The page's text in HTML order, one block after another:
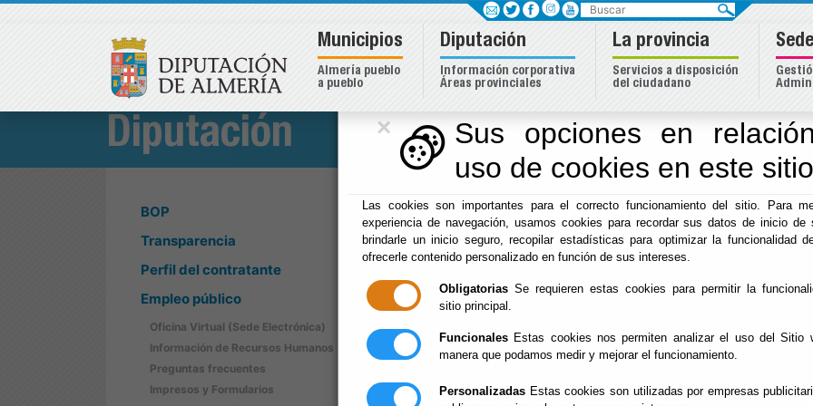
×
Sus opciones en
uso de cookies en este sitio
Las cookies son importantes para el correcto funcionamiento del sitio. Para
experiencia de navegación, usamos cookies para recordar sus datos de inicio de
brindarle un inicio seguro, recopilar estadísticas para optimizar la funcionalidad
ofrecerle contenido personalizado en función de sus intereses.
Obligatorias Se requieren estas cookies para permitir la
sitio principal.
Funcionales Estas cookies nos permiten analizar el uso del Sitio
manera que podamos medir y mejorar el funcionamiento.
Personalizadas Estas cookies son utilizadas por empresas
Diputación
BOP
Transparencia
Perfil del contratante
Empleo público
Oficina Virtual (Sede Electrónica)
Información de Recursos Humanos
Preguntas frecuentes
Impresos y Formularios
Inicio -Diputación - Cultura deportes y Juventud
Cultura deportes y
Escuchar
Áreas de Cultura, Deportes y
Las competencias de esta Área, distribuidas
conforme a su estructura, son: a) Competencias
Buscar
Municipios
Almería pueblo
a pueblo
Diputación
Información corporativa
Áreas provinciales
La provincia
Servicios a disposición
del ciudadano